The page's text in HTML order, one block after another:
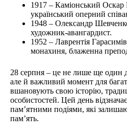
1917 – Каміонський Оскар
український оперний
1948 – Олександр
художник-авангардист.
1952 – Лаврентія
монахиня, блаженна
28 серпня – це не лише ще один
але й важливий момент для
вшановують свою історію,
особистостей. Цей день
пам’ятними подіями, які
пам’ять.